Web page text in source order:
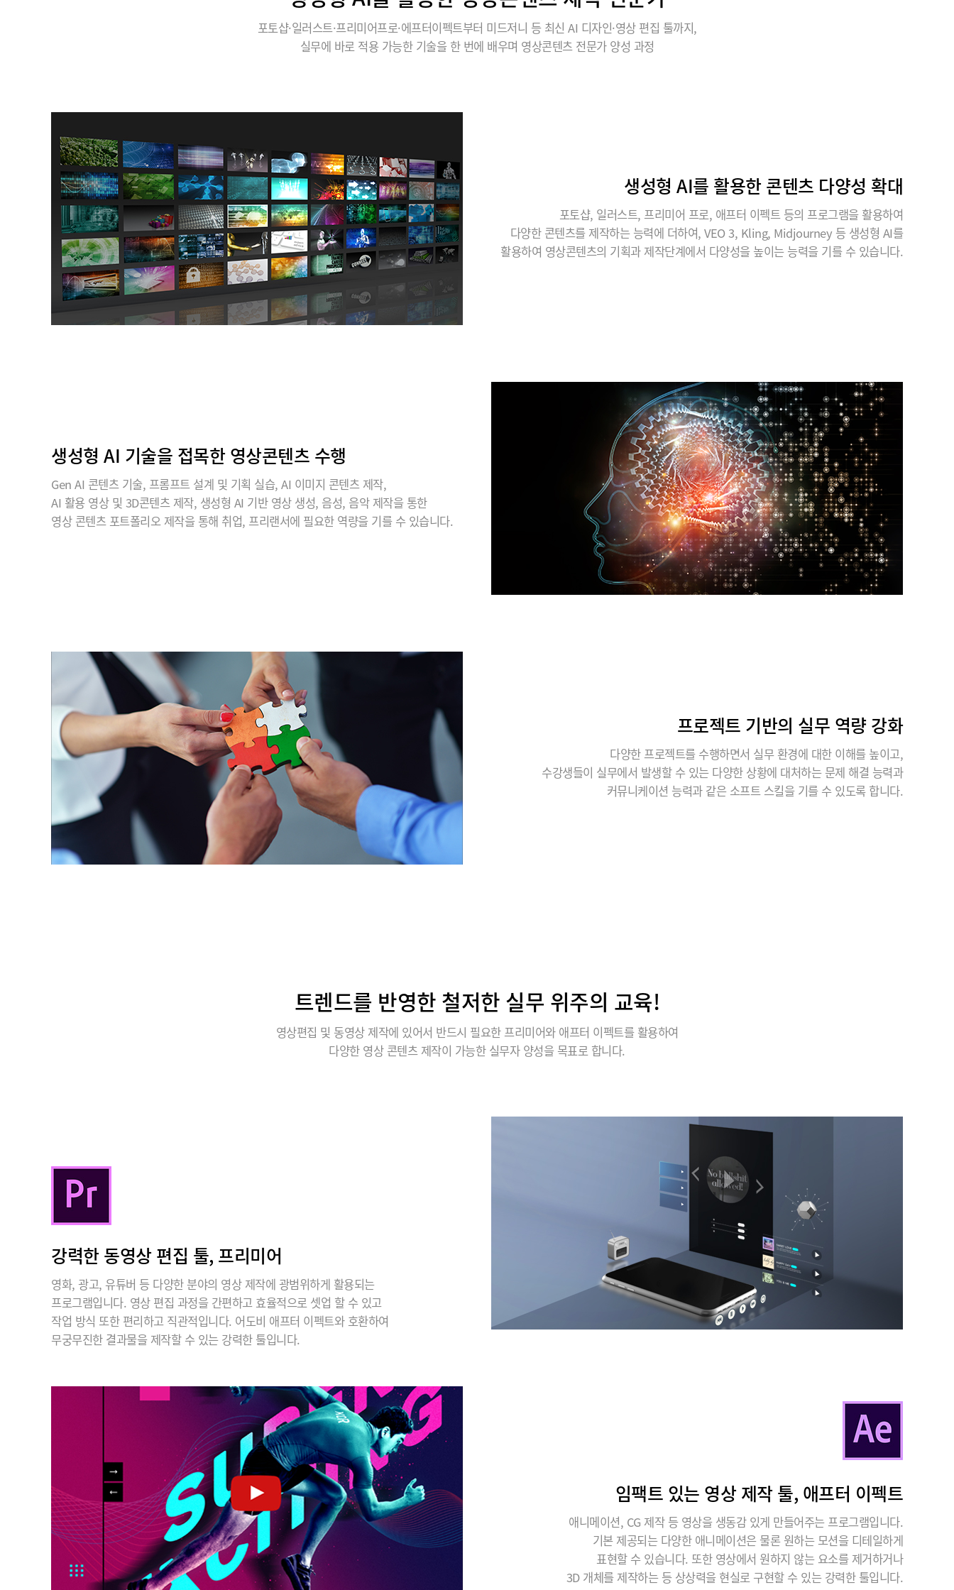
포토샵·일러스트·프리미어프로·에프터이펙트부터 미드저니 등 최신 AI 디자인·영상 편집 툴까지,
실무에 바로 적용 가능한 기술을 한 번에 배우며 영상콘텐츠 전문가 양성 과정
생성형 AI를 활용한 콘텐츠 다양성 확대
포토샵, 일러스트, 프리미어 프로, 애프터 이펙트 등의 프로그램을 활용하여
다양한 콘텐츠를 제작하는 능력에 더하여, VEO 3, Kling, Midjourney 등 생성형 AI를
활용하여 영상콘텐츠의 기획과 제작단계에서 다양성을 높이는 능력을 기를 수 있습니다.
생성형 AI 기술을 접목한 영상콘텐츠 수행
Gen AI 콘텐츠 기술, 프롬프트 설계 및 기획 실습, AI 이미지 콘텐츠 제작,
AI 활용 영상 및 3D콘텐츠 제작, 생성형 AI 기반 영상 생성, 음성, 음악 제작을 통한
영상 콘텐츠 포트폴리오 제작을 통해 취업, 프리랜서에 필요한 역량을 기를 수 있습니다.
프로젝트 기반의 실무 역량 강화
다양한 프로젝트를 수행하면서 실무 환경에 대한 이해를 높이고,
수강생들이 실무에서 발생할 수 있는 다양한 상황에 대처하는 문제 해결 능력과
커뮤니케이션 능력과 같은 소프트 스킬을 기를 수 있도록 합니다.
트렌드를 반영한 철저한 실무 위주의 교육!
영상편집 및 동영상 제작에 있어서 반드시 필요한 프리미어와 애프터 이펙트를 활용하여
다양한 영상 콘텐츠 제작이 가능한 실무자 양성을 목표로 합니다.
강력한 동영상 편집 툴, 프리미어
영화, 광고, 유튜버 등 다양한 분야의 영상 제작에 광범위하게 활용되는
프로그램입니다. 영상 편집 과정을 간편하고 효율적으로 셋업 할 수 있고
작업 방식 또한 편리하고 직관적입니다. 어도비 애프터 이펙트와 호환하여
무궁무진한 결과물을 제작할 수 있는 강력한 툴입니다.
임팩트 있는 영상 제작 툴, 애프터 이펙트
애니메이션, CG 제작 등 영상을 생동감 있게 만들어주는 프로그램입니다.
기본 제공되는 다양한 애니메이션은 물론 원하는 모션을 디테일하게
표현할 수 있습니다. 또한 영상에서 원하지 않는 요소를 제거하거나
3D 개체를 제작하는 등 상상력을 현실로 구현할 수 있는 강력한 툴입니다.